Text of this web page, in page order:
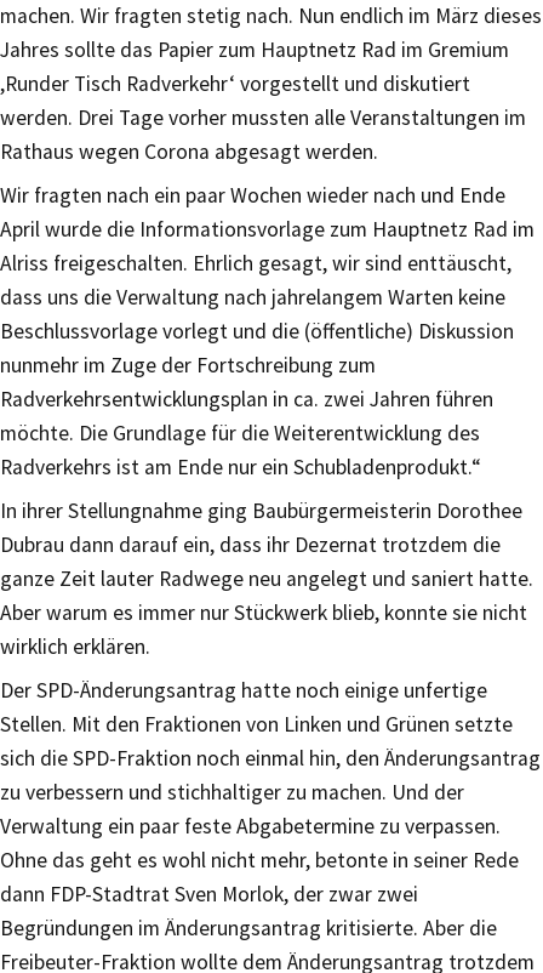
machen. Wir fragten stetig nach. Nun endlich im März dieses
Jahres sollte das Papier zum Hauptnetz Rad im Gremium
,Runder Tisch Radverkehr‘ vorgestellt und diskutiert
werden. Drei Tage vorher mussten alle Veranstaltungen im
Rathaus wegen Corona abgesagt werden.
Wir fragten nach ein paar Wochen wieder nach und Ende
April wurde die Informationsvorlage zum Hauptnetz Rad im
Alriss freigeschalten. Ehrlich gesagt, wir sind enttäuscht,
dass uns die Verwaltung nach jahrelangem Warten keine
Beschlussvorlage vorlegt und die (öffentliche) Diskussion
nunmehr im Zuge der Fortschreibung zum
Radverkehrsentwicklungsplan in ca. zwei Jahren führen
möchte. Die Grundlage für die Weiterentwicklung des
Radverkehrs ist am Ende nur ein Schubladenprodukt.“
In ihrer Stellungnahme ging Baubürgermeisterin Dorothee
Dubrau dann darauf ein, dass ihr Dezernat trotzdem die
ganze Zeit lauter Radwege neu angelegt und saniert hatte.
Aber warum es immer nur Stückwerk blieb, konnte sie nicht
wirklich erklären.
Der SPD-Änderungsantrag hatte noch einige unfertige
Stellen. Mit den Fraktionen von Linken und Grünen setzte
sich die SPD-Fraktion noch einmal hin, den Änderungsantrag
zu verbessern und stichhaltiger zu machen. Und der
Verwaltung ein paar feste Abgabetermine zu verpassen.
Ohne das geht es wohl nicht mehr, betonte in seiner Rede
dann FDP-Stadtrat Sven Morlok, der zwar zwei
Begründungen im Änderungsantrag kritisierte. Aber die
Freibeuter-Fraktion wollte dem Änderungsantrag trotzdem